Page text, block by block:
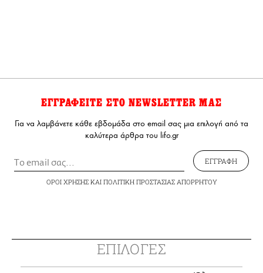
ΕΓΓΡΑΦΕΙΤΕ ΣΤΟ NEWSLETTER ΜΑΣ
Για να λαμβάνετε κάθε εβδομάδα στο email σας μια επιλογή από τα
καλύτερα άρθρα του lifo.gr
ΕΓΓΡΑΦΗ
ΟΡΟΙ ΧΡΗΣΗΣΚΑΙ ΠΟΛΙΤΙΚΗ ΠΡΟΣΤΑΣΙΑΣ ΑΠΟΡΡΗΤΟΥ
ΕΠΙΛΟΓΕΣ